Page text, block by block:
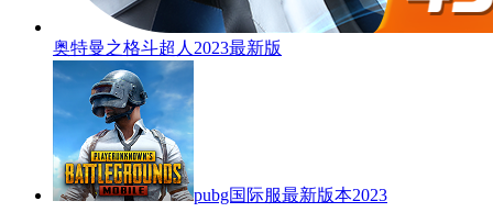
奥特曼之格斗超人2023最新版
pubg国际服最新版本2023